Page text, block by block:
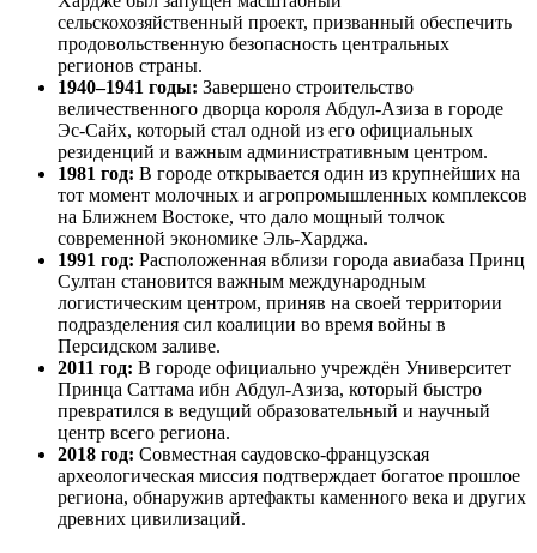
сельскохозяйственный проект, призванный обеспечить
продовольственную безопасность центральных
регионов страны.
1940–1941 годы: Завершено строительство
величественного дворца короля Абдул-Азиза в городе
Эс-Сайх, который стал одной из его официальных
резиденций и важным административным центром.
1981 год: В городе открывается один из крупнейших на
тот момент молочных и агропромышленных комплексов
на Ближнем Востоке, что дало мощный толчок
современной экономике Эль-Харджа.
1991 год: Расположенная вблизи города авиабаза Принц
Султан становится важным международным
логистическим центром, приняв на своей территории
подразделения сил коалиции во время войны в
Персидском заливе.
2011 год: В городе официально учреждён Университет
Принца Саттама ибн Абдул-Азиза, который быстро
превратился в ведущий образовательный и научный
центр всего региона.
2018 год: Совместная саудовско-французская
археологическая миссия подтверждает богатое прошлое
региона, обнаружив артефакты каменного века и других
древних цивилизаций.